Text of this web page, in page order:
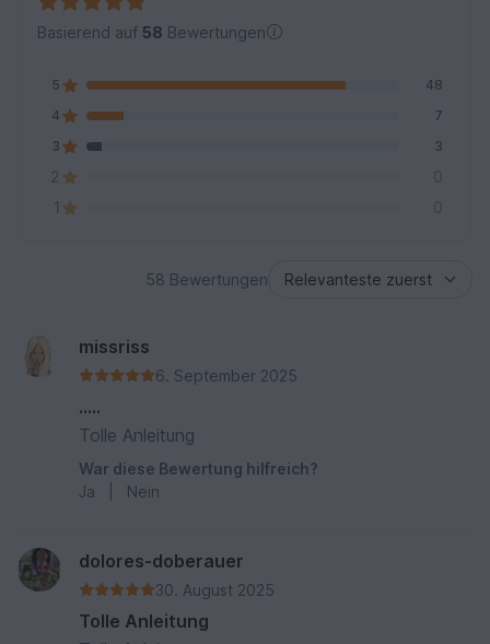
Basierend auf 58 Bewertungen
5
48
4
7
3
3
2
0
1
0
58 Bewertungen
missriss
6. September 2025
…..
Tolle Anleitung
War diese Bewertung hilfreich?
Ja
Nein
dolores-doberauer
30. August 2025
Tolle Anleitung